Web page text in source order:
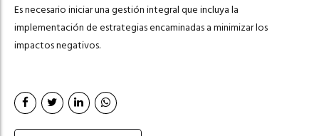
Es necesario iniciar una gestión integral que incluya la
implementación de estrategias encaminadas a minimizar los
impactos negativos.